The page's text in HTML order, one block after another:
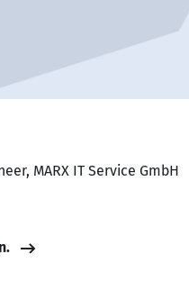
MARX IT Service GmbH